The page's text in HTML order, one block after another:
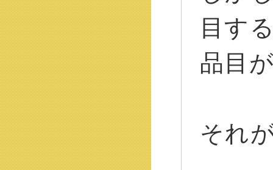
目す
品目
それ